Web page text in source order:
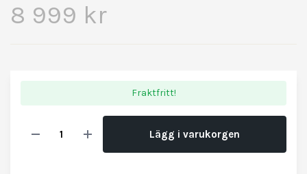
8 999 kr
Fraktfritt!
Lägg i varukorgen